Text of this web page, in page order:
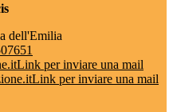
dell'Emilia
Link per inviare una mail
Link per inviare una mail